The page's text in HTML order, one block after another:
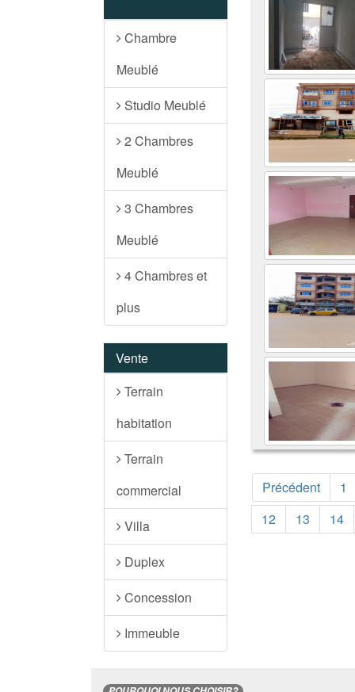
Chambre
Meublé
Studio Meublé
2 Chambres
Meublé
3 Chambres
Meublé
4 Chambres et
plus
Vente
Terrain
habitation
Terrain
commercial
Villa
Duplex
Concession
Immeuble
Précédent
1
12
13 14